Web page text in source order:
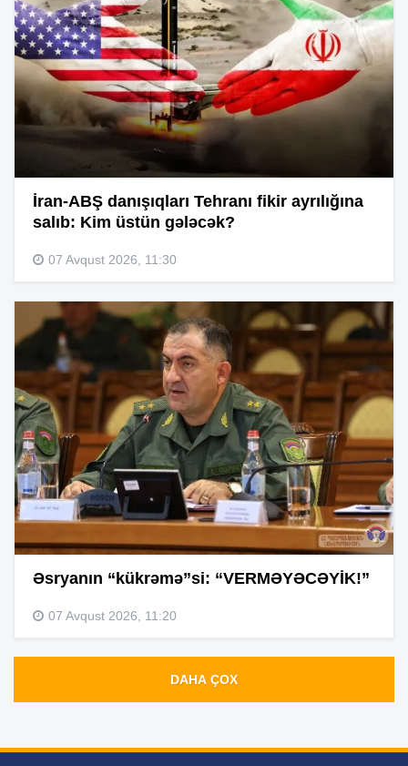
İran-ABŞ danışıqları Tehranı fikir ayrılığına
salıb: Kim üstün gələcək?
07 Avqust 2026, 11:30
Əsryanın “kükrəmə”si: “VERMƏYƏCƏYİK!”
07 Avqust 2026, 11:20
DAHA ÇOX